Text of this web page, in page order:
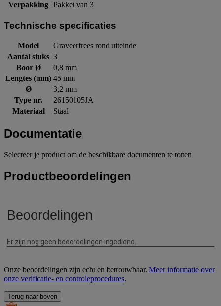
Verpakking Pakket van 3
Technische specificaties
Model
Graveerfrees rond uiteinde
Aantal stuks 3
Boor Ø
0,8 mm
Lengtes (mm) 45 mm
Ø
3,2 mm
Type nr.
26150105JA
Materiaal
Staal
Documentatie
Selecteer je product om de beschikbare documenten te tonen
Productbeoordelingen
Onze beoordelingen zijn echt en betrouwbaar. Meer informatie over
onze verificatie- en controleprocedures.
Terug naar boven